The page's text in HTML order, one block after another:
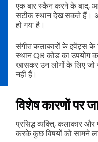
एक बार स्कैन करने के
सटीक स्थान देख सकते हैं।
हो गया है।
संगीत कलाकारों के इवेंट्स के
स्थान QR कोड का उपयोग
खासकर उन लोगों के लिए
नहीं हैं।
विशेष कारणों पर
प्रसिद्ध व्यक्ति, कलाकार और
करके कुछ विषयों को सामने